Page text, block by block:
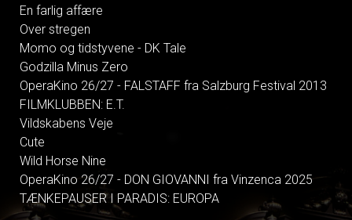
En farlig affære
Over stregen
Momo og tidstyvene - DK Tale
Godzilla Minus Zero
OperaKino 26/27 - FALSTAFF fra Salzburg Festival 2013
FILMKLUBBEN: E.T.
Vildskabens Veje
Cute
Wild Horse Nine
OperaKino 26/27 - DON GIOVANNI fra Vinzenca 2025
TÆNKEPAUSER I PARADIS: EUROPA